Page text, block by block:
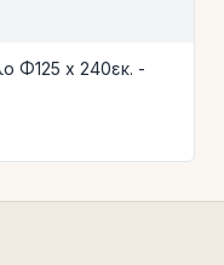
Φ125 x 240εκ. -